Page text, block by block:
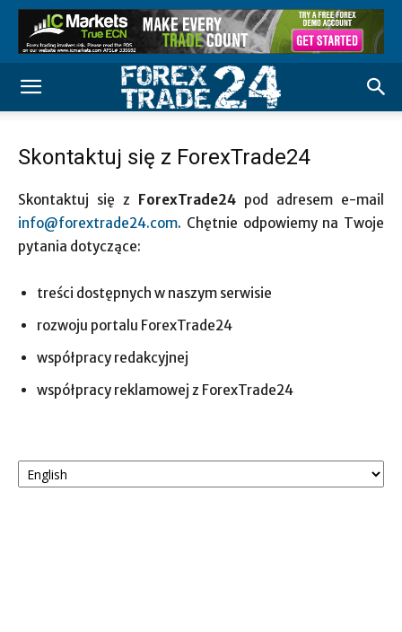
Skontaktuj się z ForexTrade24
Skontaktuj się z ForexTrade24 pod adresem e-mail
info@forextrade24.com. Chętnie odpowiemy na Twoje
pytania dotyczące:
treści dostępnych w naszym serwisie
rozwoju portalu ForexTrade24
współpracy redakcyjnej
współpracy reklamowej z ForexTrade24
Wybierz
język